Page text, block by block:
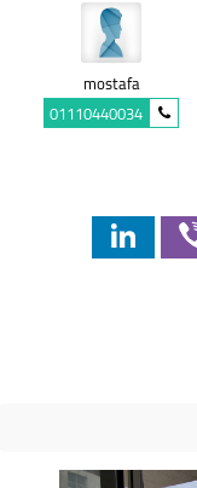
mostafa
01110440034